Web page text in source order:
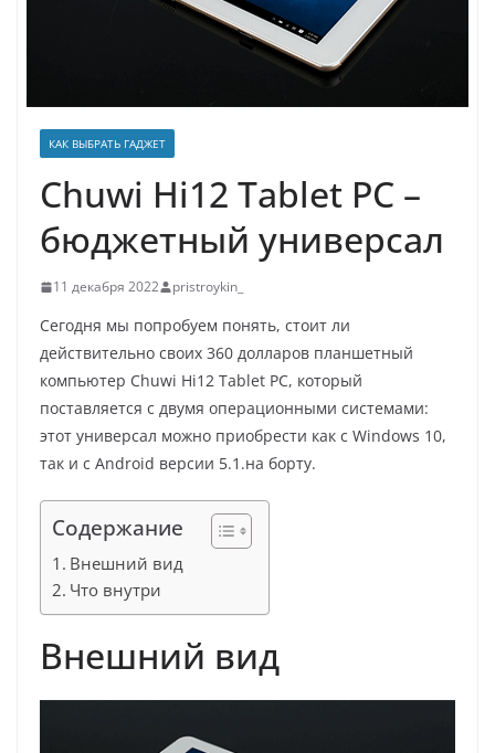
КАК ВЫБРАТЬ ГАДЖЕТ
Chuwi Hi12 Tablet PC –
бюджетный универсал
11 декабря 2022 pristroykin_
Сегодня мы попробуем понять, стоит ли
действительно своих 360 долларов планшетный
компьютер Chuwi Hi12 Tablet PC, который
поставляется с двумя операционными системами:
этот универсал можно приобрести как с Windows 10,
так и с Android версии 5.1.на борту.
Содержание
Внешний вид
Что внутри
Внешний вид